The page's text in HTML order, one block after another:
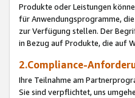
Produkte oder Leistungen
für Anwendungsprogramme,
zur Verfügung stellen. Der
in Bezug auf Produkte, die auf
2.Compliance-
Ihre Teilnahme am
Sie sind verpflichtet, uns